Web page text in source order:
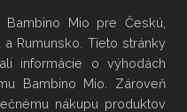
Mio pre Českú,
Rumunsko. Tieto stránky
informácie o výhodách
Bambino Mio. Zároveň
nákupu produktov